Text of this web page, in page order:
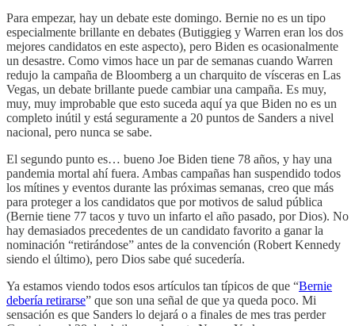
Para empezar, hay un debate este domingo. Bernie no es un tipo
especialmente brillante en debates (Butiggieg y Warren eran los dos
mejores candidatos en este aspecto), pero Biden es ocasionalmente
un desastre. Como vimos hace un par de semanas cuando Warren
redujo la campaña de Bloomberg a un charquito de vísceras en Las
Vegas, un debate brillante puede cambiar una campaña. Es muy,
muy, muy improbable que esto suceda aquí ya que Biden no es un
completo inútil y está seguramente a 20 puntos de Sanders a nivel
nacional, pero nunca se sabe.
El segundo punto es… bueno Joe Biden tiene 78 años, y hay una
pandemia mortal ahí fuera. Ambas campañas han suspendido todos
los mítines y eventos durante las próximas semanas, creo que más
para proteger a los candidatos que por motivos de salud pública
(Bernie tiene 77 tacos y tuvo un infarto el año pasado, por Dios). No
hay demasiados precedentes de un candidato favorito a ganar la
nominación “retirándose” antes de la convención (Robert Kennedy
siendo el último), pero Dios sabe qué sucedería.
Ya estamos viendo todos esos artículos tan típicos de que “Bernie
debería retirarse” que son una señal de que ya queda poco. Mi
sensación es que Sanders lo dejará o a finales de mes tras perder